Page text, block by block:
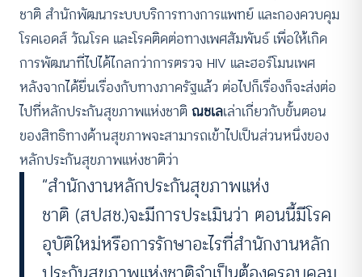
ชาติ สำนักพัฒนาระบบบริการทางการแพทย์ และกองควบคุม
โรคเอดส์ วัณโรค และโรคติดต่อทางเพศสัมพันธ์ เพื่อให้เกิด
การพัฒนาที่ไปได้ไกลกว่าการตรวจ HIV และฮอร์โมนเพศ
หลังจากได้ยื่นเรื่องกับทางภาครัฐแล้ว ต่อไปก็เรื่องก็จะส่งต่อ
ไปที่หลักประกันสุขภาพแห่งชาติ ณชเลเล่าเกี่ยวกับขั้นตอน
ของสิทธิทางด้านสุขภาพจะสามารถเข้าไปเป็นส่วนหนึ่งของ
หลักประกันสุขภาพแห่งชาติว่า
“สำนักงานหลักประกันสุขภาพแห่ง
ชาติ (สปสช.)จะมีการประเมินว่า ตอนนี้มีโรค
อุบัติใหม่หรือการรักษาอะไรที่สำนักงานหลัก